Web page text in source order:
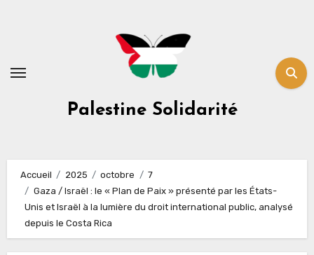
Palestine Solidarité
Accueil 2025 octobre
7
Gaza / Israël : le « Plan de Paix » présenté par les États-
Unis et Israël à la lumière du droit international public, analysé
depuis le Costa Rica